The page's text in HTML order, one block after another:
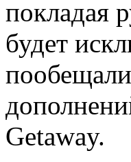
покладая
будет
Getaway.